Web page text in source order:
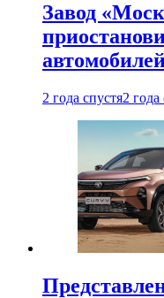
Завод
2 года спустя2 года